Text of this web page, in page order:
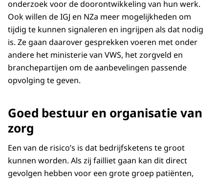
onderzoek voor de doorontwikkeling van hun werk.
Ook willen de IGJ en NZa meer mogelijkheden om
tijdig te kunnen signaleren en ingrijpen als dat nodig
is. Ze gaan daarover gesprekken voeren met onder
andere het ministerie van VWS, het zorgveld en
branchepartijen om de aanbevelingen passende
opvolging te geven.
Goed bestuur en organisatie van
zorg
Een van de risico’s is dat bedrijfsketens te groot
kunnen worden. Als zij failliet gaan kan dit direct
gevolgen hebben voor een grote groep patiënten,